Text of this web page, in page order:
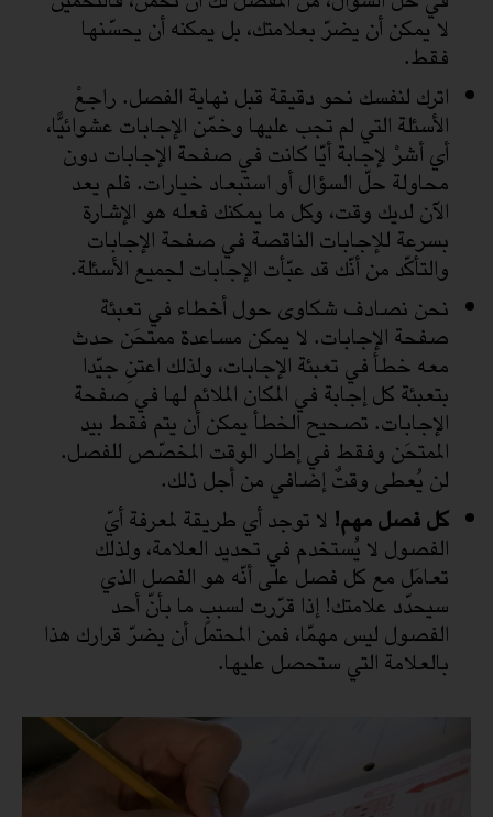
لا يمكن أن يضرّ بعلامتك، بل يمكنه أن يحسّنها
فقط.
اترك لنفسك نحو دقيقة قبل نهاية الفصل. راجعْ
الأسئلة التي لم تجب عليها وخمّن الإجابات عشوائيًّا،
أي أشرْ لإجابة أيّا كانت في صفحة الإجابات دون
محاولة حلّ السؤال أو استبعاد خيارات. فلم يعد
الآن لديك وقت، وكل ما يمكنك فعله هو الإشارة
بسرعة للإجابات الناقصة في صفحة الإجابات
والتأكّد من أنّك قد عبّأت الإجابات لجميع الأسئلة.
نحن نصادف شكاوى حول أخطاء في تعبئة
صفحة الإجابات. لا يمكن مساعدة ممتحَن حدث
معه خطأ في تعبئة الإجابات، ولذلك اعتنِ جيّدا
بتعبئة كل إجابة في المكان الملائم لها في صفحة
الإجابات. تصحيح الخطأ يمكن أن يتم فقط بيد
الممتحَن وفقط في إطار الوقت المخصّص للفصل.
لن يُعطى وقتٌ إضافي من أجل ذلك.
كل فصل مهم! لا توجد أي طريقة لمعرفة أيّ
الفصول لا يُستخدم في تحديد العلامة، ولذلك
تعامَل مع كل فصل على أنّه هو الفصل الذي
سيحدّد علامتك! إذا قرّرت لسببٍ ما بأنّ أحد
الفصول ليس مهمّا، فمن المحتمل أن يضرّ قرارك هذا
بالعلامة التي ستحصل عليها.